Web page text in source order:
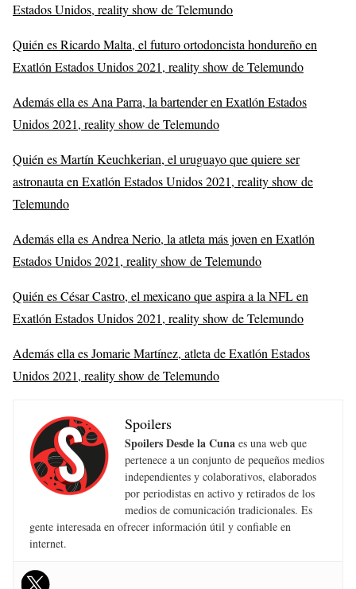
Estados Unidos, reality show de Telemundo
Quién es Ricardo Malta, el futuro ortodoncista hondureño en
Exatlón Estados Unidos 2021, reality show de Telemundo
Además ella es Ana Parra, la bartender en Exatlón Estados
Unidos 2021, reality show de Telemundo
Quién es Martín Keuchkerian, el uruguayo que quiere ser
astronauta en Exatlón Estados Unidos 2021, reality show de
Telemundo
Además ella es Andrea Nerio, la atleta más joven en Exatlón
Estados Unidos 2021, reality show de Telemundo
Quién es César Castro, el mexicano que aspira a la NFL en
Exatlón Estados Unidos 2021, reality show de Telemundo
Además ella es Jomarie Martínez, atleta de Exatlón Estados
Unidos 2021, reality show de Telemundo
Spoilers
Spoilers Desde la Cuna es una web que
pertenece a un conjunto de pequeños medios
independientes y colaborativos, elaborados
por periodistas en activo y retirados de los
medios de comunicación tradicionales. Es
gente interesada en ofrecer información útil y confiable en
internet.